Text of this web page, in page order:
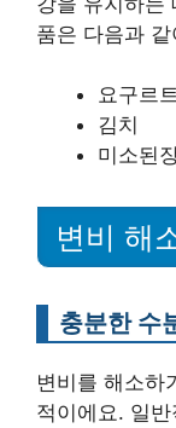
품은 다음과 같
요구르
김치
미소된
변비 해
충분한 수
변비를 해소하
적이에요. 일